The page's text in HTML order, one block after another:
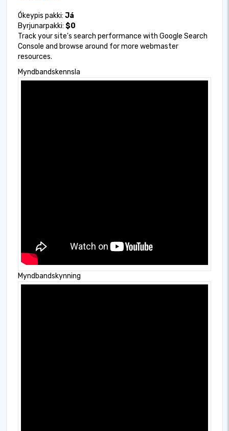
Ókeypis pakki: Já
Byrjunarpakki: $0
Track your site's search performance with Google Search
Console and browse around for more webmaster
resources.
Myndbandskennsla
Myndbandskynning